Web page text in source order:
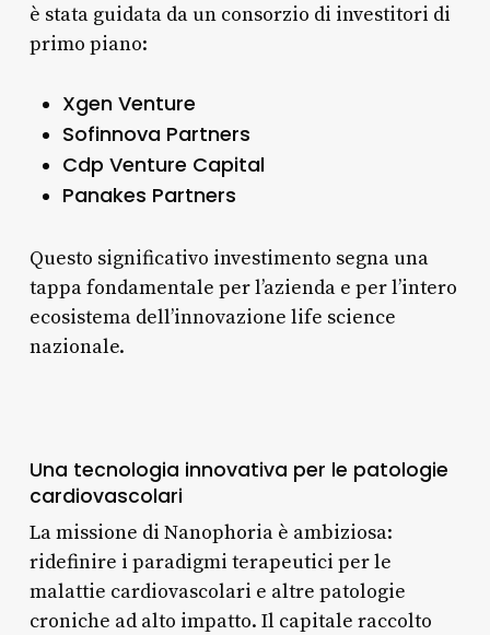
è stata guidata da un consorzio di investitori di
primo piano:
Xgen Venture
Sofinnova Partners
Cdp Venture Capital
Panakes Partners
Questo significativo investimento segna una
tappa fondamentale per l’azienda e per l’intero
ecosistema dell’innovazione life science
nazionale.
Una tecnologia innovativa per le patologie
cardiovascolari
La missione di Nanophoria è ambiziosa:
ridefinire i paradigmi terapeutici per le
malattie cardiovascolari e altre patologie
croniche ad alto impatto. Il capitale raccolto